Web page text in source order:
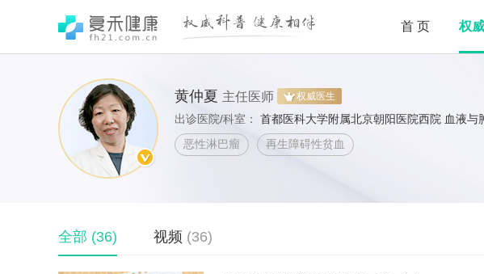
首页 权
黄仲夏 主任医师 权威医生
出诊医院/科室：
首都医科大学附属北京朝阳医院西院 血液与
恶性淋巴瘤
再生障碍性贫血
全部 (36) 视频 (36)